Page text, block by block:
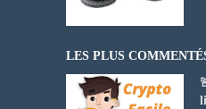
LES PLUS